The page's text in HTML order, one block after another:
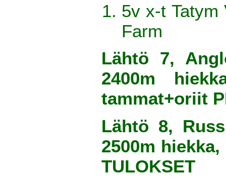
5v x-t Tatym
Farm
Lähtö 7,
2400m
tammat+oriit
Lähtö 8,
2500m
TULOKSET